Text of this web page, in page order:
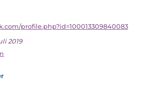
profile.php?id=100013309840083
2019